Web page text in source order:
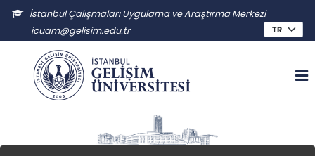
İstanbul Çalışmaları Uygulama ve Araştırma Merkezi
icuam@gelisim.edu.tr